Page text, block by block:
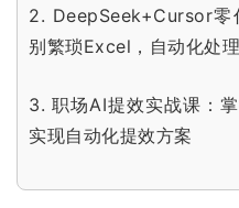
2. DeepSeek+Cursor
别繁琐Excel，自动化处
3.职场AI提效实战课：
实现自动化提效方案